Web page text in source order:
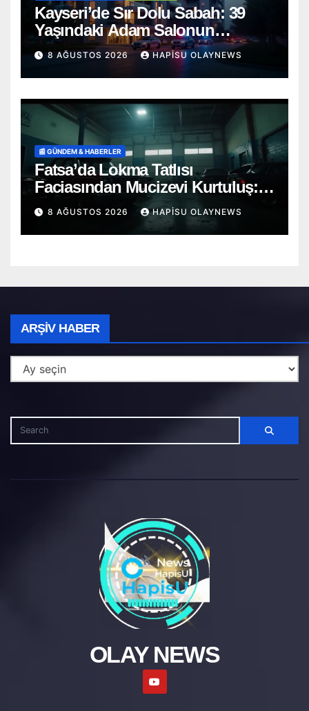
Kayseri’de Sır Dolu Sabah: 39
Yaşındaki Adam Salonun
Ortasında Ölü Bulundu
8 AĞUSTOS 2026 HAPISU OLAYNEWS
📰 GÜNDEM & HABERLER
Fatsa’da Lokma Tatlısı
Faciasından Mucizevi Kurtuluş:
Saniyelerle Yarışan Heimlich
Müdahalesi!
8 AĞUSTOS 2026 HAPISU OLAYNEWS
ARŞIV HABER
Haber
OLAY NEWS